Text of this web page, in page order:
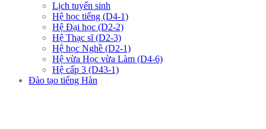
Lịch tuyển sinh
Hệ học tiếng (D4-1)
Hệ Đại học (D2-2)
Hệ Thạc sĩ (D2-3)
Hệ học Nghề (D2-1)
Hệ vừa Học vừa Làm (D4-6)
Hệ cấp 3 (D43-1)
Đào tạo tiếng Hàn